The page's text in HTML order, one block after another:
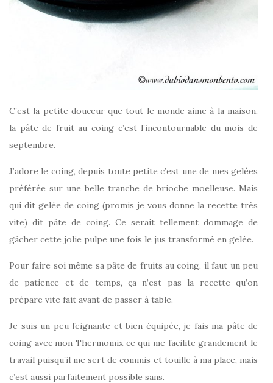
C’est la petite douceur que tout le monde aime à la maison,
la pâte de fruit au coing c’est l’incontournable du mois de
septembre.
J’adore le coing, depuis toute petite c’est une de mes gelées
préférée sur une belle tranche de brioche moelleuse. Mais
qui dit gelée de coing (promis je vous donne la recette très
vite) dit pâte de coing. Ce serait tellement dommage de
gâcher cette jolie pulpe une fois le jus transformé en gelée.
Pour faire soi même sa pâte de fruits au coing, il faut un peu
de patience et de temps, ça n’est pas la recette qu’on
prépare vite fait avant de passer à table.
Je suis un peu feignante et bien équipée, je fais ma pâte de
coing avec mon Thermomix ce qui me facilite grandement le
travail puisqu’il me sert de commis et touille à ma place, mais
c’est aussi parfaitement possible sans.